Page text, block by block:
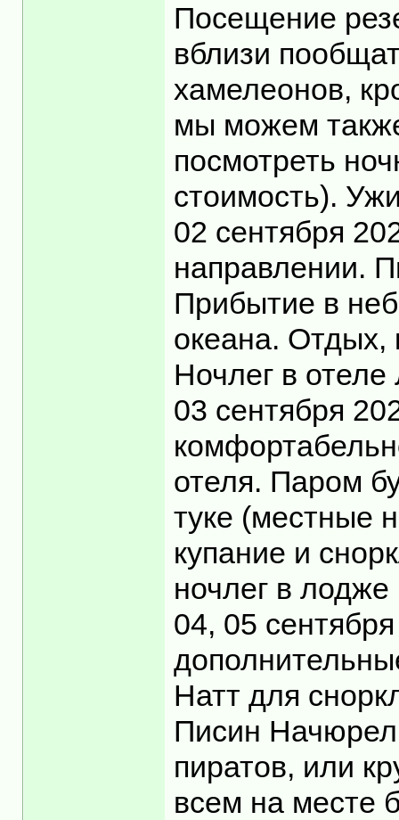
Посещение
вблизи
хамелеонов,
мы можем
посмотреть
стоимость).
02 сентября
направлении.
Прибытие в
океана. Отдых,
Ночлег в
03 сентября
отеля. Паром
туке (местные
купание и
ночлег в
04, 05
Натт для
Писин Начюрел
пиратов, или
всем на месте